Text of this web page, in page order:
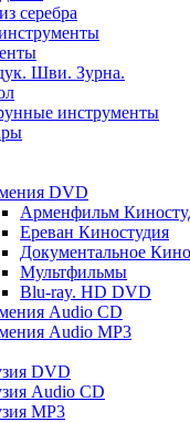
серебра
Шви. Зурна.
инструменты
DVD
Арменфильм
Ереван Киностудия
Документальное Кино
Мультфильмы
Blu-ray. HD DVD
Audio CD
Audio MP3
DVD
Audio CD
MP3